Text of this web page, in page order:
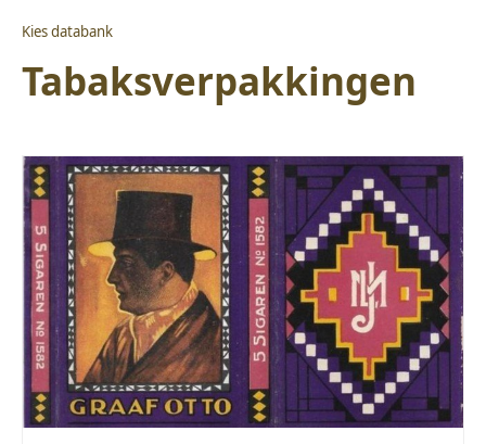
Kies databank
Tabaksverpakkingen